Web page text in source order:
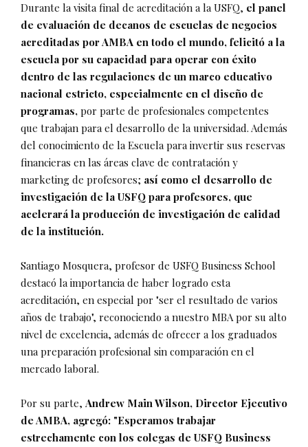
Durante la visita final de acreditación a la USFQ, el panel
de evaluación de decanos de escuelas de negocios
acreditadas por AMBA en todo el mundo, felicitó a la
escuela por su capacidad para operar con éxito
dentro de las regulaciones de un marco educativo
nacional estricto, especialmente en el diseño de
programas, por parte de profesionales competentes
que trabajan para el desarrollo de la universidad. Además
del conocimiento de la Escuela para invertir sus reservas
financieras en las áreas clave de contratación y
marketing de profesores; así como el desarrollo de
investigación de la USFQ para profesores, que
acelerará la producción de investigación de calidad
de la institución.
Santiago Mosquera, profesor de USFQ Business School
destacó la importancia de haber logrado esta
acreditación, en especial por "ser el resultado de varios
años de trabajo", reconociendo a nuestro MBA por su alto
nivel de excelencia, además de ofrecer a los graduados
una preparación profesional sin comparación en el
mercado laboral.
Por su parte, Andrew Main Wilson, Director Ejecutivo
de AMBA, agregó: "Esperamos trabajar
estrechamente con los colegas de USFQ Business